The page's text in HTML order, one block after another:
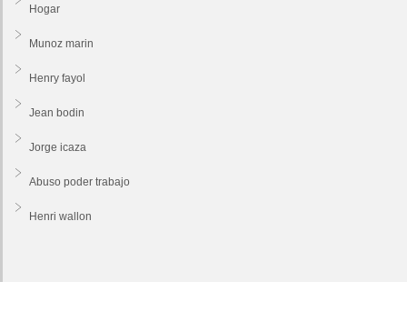
Hogar
Munoz marin
Henry fayol
Jean bodin
Jorge icaza
Abuso poder trabajo
Henri wallon